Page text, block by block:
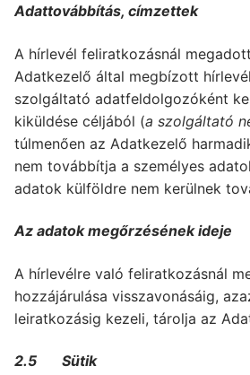
Adattovábbítás, címzettek
A hírlevél feliratkozásnál
Adatkezelő által megbízott
szolgáltató adatfeldolgozóként
kiküldése céljából (a szolgáltató
túlmenően az Adatkezelő
nem továbbítja a személyes
adatok külföldre nem kerülnek
Az adatok megőrzésének ideje
A hírlevélre való feliratkozásnál
hozzájárulása visszavonásáig,
leiratkozásig kezeli, tárolja az
2.5 Sütik